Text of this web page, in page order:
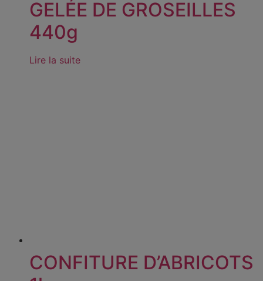
GELÉE DE GROSEILLES
440g
Lire la suite
CONFITURE D’ABRICOTS